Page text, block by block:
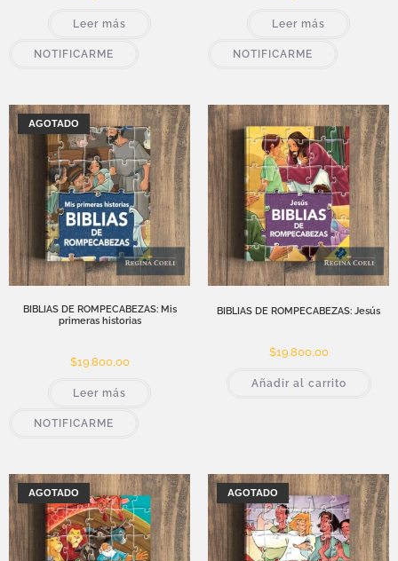
Leer más
NOTIFICARME
Leer más
NOTIFICARME
AGOTADO
BIBLIAS DE ROMPECABEZAS: Mis
primeras historias
$19.800,00
Leer más
NOTIFICARME
BIBLIAS DE ROMPECABEZAS: Jesús
$19.800,00
Añadir al carrito
AGOTADO AGOTADO